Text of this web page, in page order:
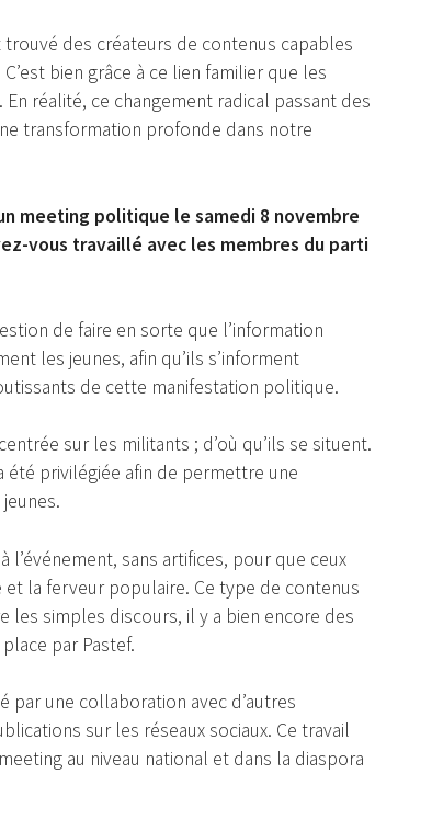
des créateurs de contenus capables
bien grâce à ce lien familier que les
réalité, ce changement radical passant des
transformation profonde dans notre
meeting politique le samedi 8 novembre
vous travaillé avec les membres du parti
de faire en sorte que l’information
les jeunes, afin qu’ils s’informent
de cette manifestation politique.
sur les militants ; d’où qu’ils se situent.
privilégiée afin de permettre une
l’événement, sans artifices, pour que ceux
et la ferveur populaire. Ce type de contenus
les simples discours, il y a bien encore des
par Pastef.
par une collaboration avec d’autres
sur les réseaux sociaux. Ce travail
au niveau national et dans la diaspora